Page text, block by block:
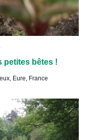
bêtes !
Eure, France